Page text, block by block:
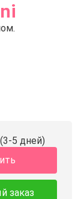
5 дней)
заказ